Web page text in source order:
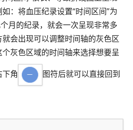
：将血压纪录设置“时间区间”为
月的纪录，就会一次呈现非常多
会出现可以调整时间轴的灰色区
灰色区域的时间轴来选择想要呈
角 图符后就可以直接回到